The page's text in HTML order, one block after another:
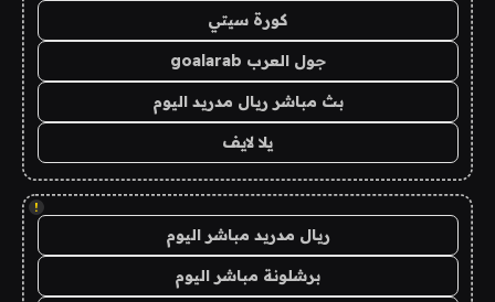
كورة سيتي
جول العرب goalarab
بث مباشر ريال مدريد اليوم
يلا لايف
!
ريال مدريد مباشر اليوم
برشلونة مباشر اليوم